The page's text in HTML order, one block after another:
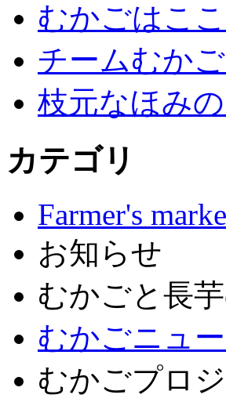
むかごはこ
チームむか
枝元なほみ
カテゴリ
Farmer's
お知らせ
むかごと長
むかごニュ
むかごプロ